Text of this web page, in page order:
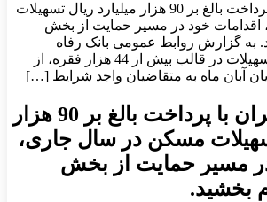
بانک رفاه کارگران با پرداخت بالغ بر 90 هزار میلیارد ریال تسهیلات
خود در مسیر حمایت از بخش
به گزارش روابط عمومی بانک رفاه
کارگران، این میزان تسهیلات در قالب بیش از 44 هزار فقره، از
آبان ماه به متقاضیان واجد شرایط […]
بانک رفاه کارگران با پرداخت بالغ بر 90 هزار
مسکن در سال جاری،
مسیر حمایت از بخش
بخشید.